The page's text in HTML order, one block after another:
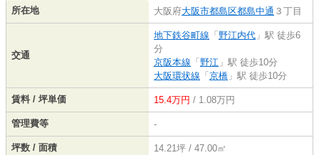
所在地 大阪府大阪市都島区都島中通 ３丁目
交通
地下鉄谷町線 「 野江内代 」駅 徒歩6
分
京阪本線 「 野江 」駅 徒歩10分
大阪環状線 「 京橋 」駅 徒歩10分
賃料 / 坪単価 15.4万円 / 1.08万円
管理費等 -
坪数 / 面積 14.21坪 / 47.00㎡